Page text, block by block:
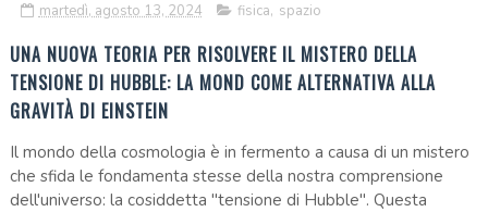
martedì, agosto 13, 2024 fisica, spazio
UNA NUOVA TEORIA PER RISOLVERE IL MISTERO DELLA
TENSIONE DI HUBBLE: LA MOND COME ALTERNATIVA ALLA
GRAVITÀ DI EINSTEIN
Il mondo della cosmologia è in fermento a causa di un mistero
che sfida le fondamenta stesse della nostra comprensione
dell'universo: la cosiddetta "tensione di Hubble". Questa